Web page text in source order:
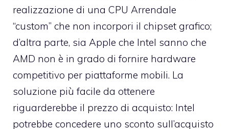
realizzazione di una CPU Arrendale
“custom” che non incorpori il chipset grafico;
d’altra parte, sia Apple che Intel sanno che
AMD non è in grado di fornire hardware
competitivo per piattaforme mobili. La
soluzione più facile da ottenere
riguarderebbe il prezzo di acquisto: Intel
potrebbe concedere uno sconto sull’acquisto